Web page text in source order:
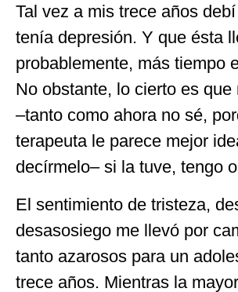
Tal vez a mis trece años
tenía depresión. Y que ésta
probablemente, más tiempo
No obstante, lo cierto es que
–tanto como ahora no sé,
terapeuta le parece mejor
decírmelo– si la tuve, tengo
El sentimiento de tristeza,
desasosiego me llevó por
tanto azarosos para un
trece años. Mientras la